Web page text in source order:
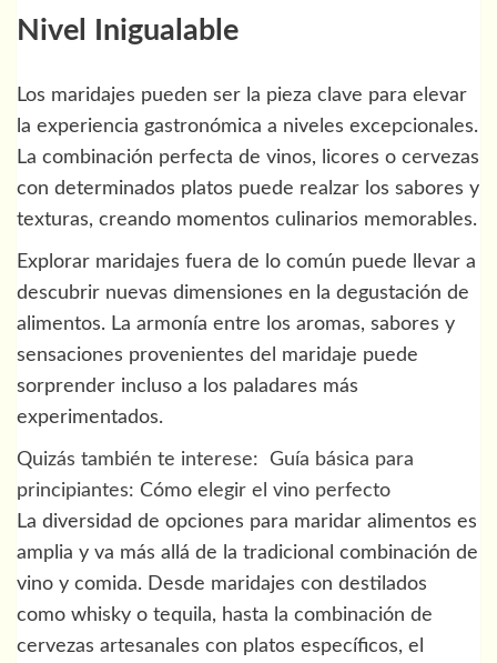
Nivel Inigualable
Los maridajes pueden ser la pieza clave para elevar
la experiencia gastronómica a niveles excepcionales.
La combinación perfecta de vinos, licores o cervezas
con determinados platos puede realzar los sabores y
texturas, creando momentos culinarios memorables.
Explorar maridajes fuera de lo común puede llevar a
descubrir nuevas dimensiones en la degustación de
alimentos. La armonía entre los aromas, sabores y
sensaciones provenientes del maridaje puede
sorprender incluso a los paladares más
experimentados.
Quizás también te interese:
Guía básica para
principiantes: Cómo elegir el vino perfecto
La diversidad de opciones para maridar alimentos es
amplia y va más allá de la tradicional combinación de
vino y comida. Desde maridajes con destilados
como whisky o tequila, hasta la combinación de
cervezas artesanales con platos específicos, el